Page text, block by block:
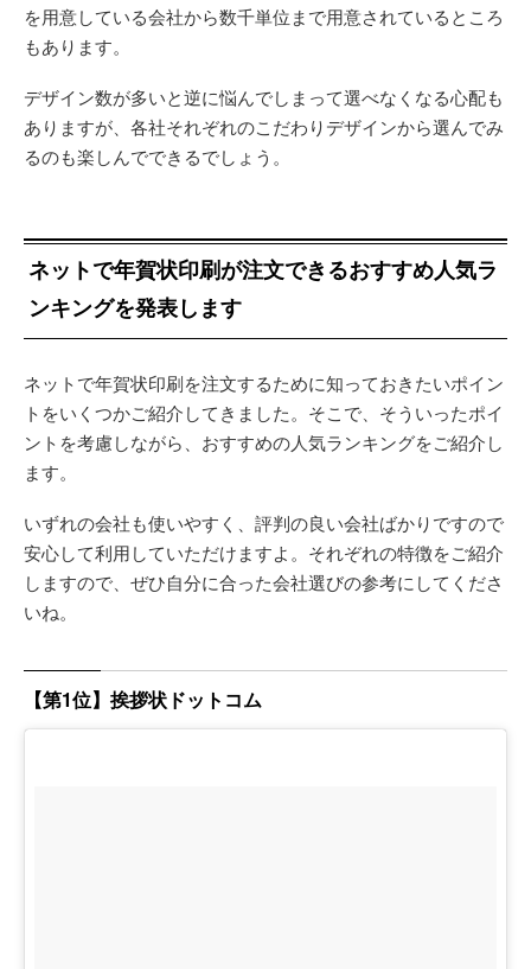
を用意している会社から数千単位まで用意されているところ
もあります。
デザイン数が多いと逆に悩んでしまって選べなくなる心配も
ありますが、各社それぞれのこだわりデザインから選んでみ
るのも楽しんでできるでしょう。
ネットで年賀状印刷が注文できるおすすめ人気ラ
ンキングを発表します
ネットで年賀状印刷を注文するために知っておきたいポイン
トをいくつかご紹介してきました。そこで、そういったポイ
ントを考慮しながら、おすすめの人気ランキングをご紹介し
ます。
いずれの会社も使いやすく、評判の良い会社ばかりですので
安心して利用していただけますよ。それぞれの特徴をご紹介
しますので、ぜひ自分に合った会社選びの参考にしてくださ
いね。
【第1位】挨拶状ドットコム